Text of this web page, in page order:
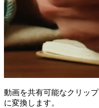
動画を共有可能なクリッ
に変換します。